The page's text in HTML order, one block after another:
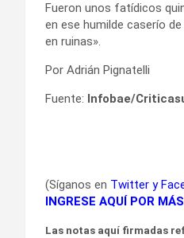
Fueron unos fatídicos
en ese humilde caserío
en ruinas».
Por Adrián Pignatelli
Fuente: Infobae/
(Síganos en Twitter y
INGRESE AQUÍ POR
Las notas aquí firmadas